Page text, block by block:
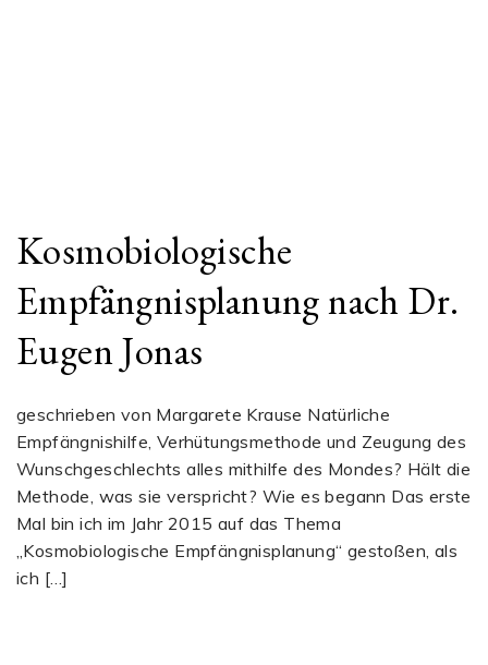
Kosmobiologische
Empfängnisplanung nach Dr.
Eugen Jonas
geschrieben von Margarete Krause Natürliche
Empfängnishilfe, Verhütungsmethode und Zeugung des
Wunschgeschlechts alles mithilfe des Mondes? Hält die
Methode, was sie verspricht? Wie es begann Das erste
Mal bin ich im Jahr 2015 auf das Thema
„Kosmobiologische Empfängnisplanung“ gestoßen, als
ich […]